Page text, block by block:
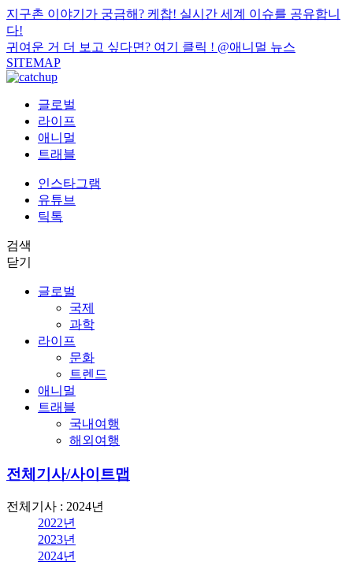
지구촌 이야기가 궁금해? 케찹! 실시간 세계 이슈를 공유합니
다!
귀여운 거 더 보고 싶다면? 여기 클릭 ! @애니멀 뉴스
SITEMAP
글로벌
라이프
애니멀
트래블
인스타그램
유튜브
틱톡
검색
닫기
글로벌
국제
과학
라이프
문화
트렌드
애니멀
트래블
국내여행
해외여행
전체기사/사이트맵
전체기사 : 2024년
2022년
2023년
2024년